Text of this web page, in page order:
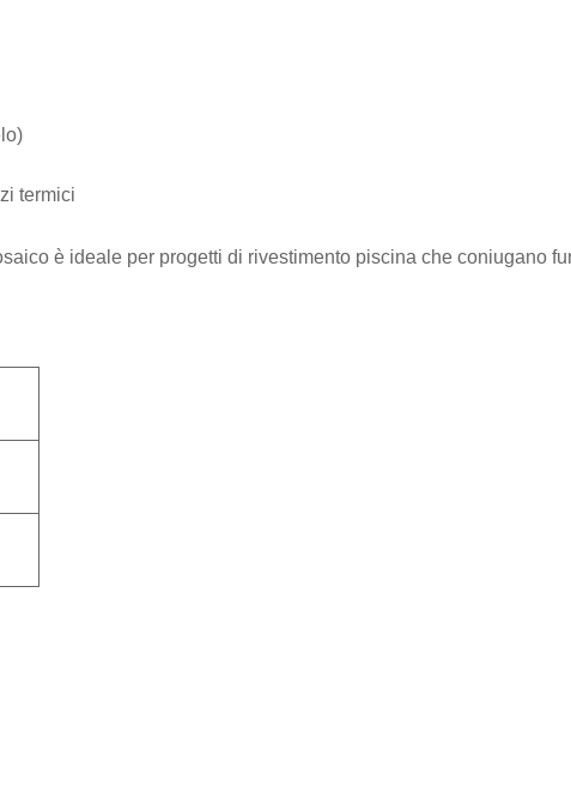
termici
è ideale per progetti di rivestimento piscina che coniugano